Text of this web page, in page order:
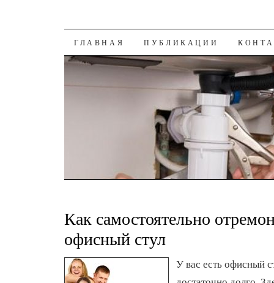
К СОДЕРЖАНИЮ
ГЛАВНАЯ ПУБЛИКАЦИИ
Как самостоятельно
офисный стул
У вас есть офисный